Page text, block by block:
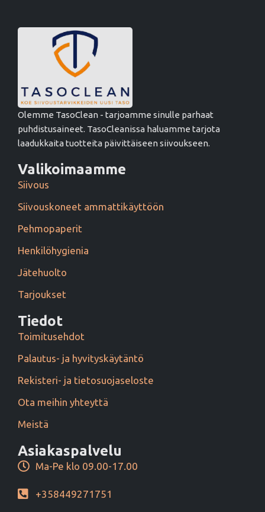
Olemme TasoClean - tarjoamme sinulle parhaat
puhdistusaineet. TasoCleanissa haluamme tarjota
laadukkaita tuotteita päivittäiseen siivoukseen.
Valikoimaamme
Siivous
Siivouskoneet ammattikäyttöön
Pehmopaperit
Henkilöhygienia
Jätehuolto
Tarjoukset
Tiedot
Toimitusehdot
Palautus- ja hyvityskäytäntö
Rekisteri- ja tietosuojaseloste
Ota meihin yhteyttä
Meistä
Asiakaspalvelu
Ma-Pe klo 09.00-17.00
+358449271751